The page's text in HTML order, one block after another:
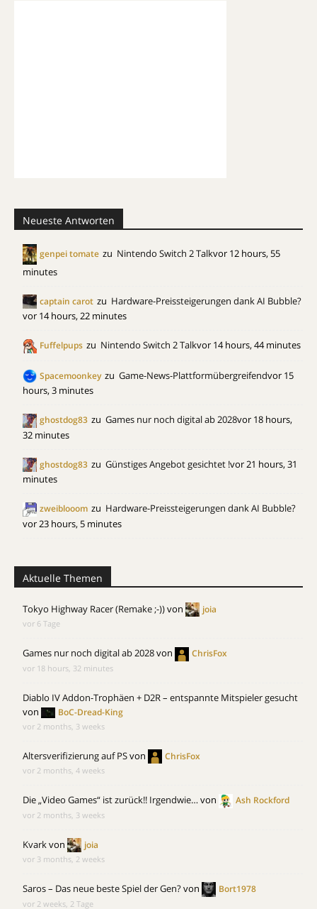
Neueste Antworten
genpei tomate zu Nintendo Switch 2 Talkvor 12 hours, 55
minutes
captain carot zu Hardware-Preissteigerungen dank AI Bubble?
vor 14 hours, 22 minutes
Fuffelpups zu Nintendo Switch 2 Talkvor 14 hours, 44 minutes
Spacemoonkey zu Game-News-Plattformübergreifendvor 15
hours, 3 minutes
ghostdog83 zu Games nur noch digital ab 2028vor 18 hours,
32 minutes
ghostdog83 zu Günstiges Angebot gesichtet !vor 21 hours, 31
minutes
zweiblooom zu Hardware-Preissteigerungen dank AI Bubble?
vor 23 hours, 5 minutes
Aktuelle Themen
Tokyo Highway Racer (Remake ;-))von joia
vor 6 Tage
Games nur noch digital ab 2028von ChrisFox
vor 18 hours, 32 minutes
Diablo IV Addon-Trophäen + D2R – entspannte Mitspieler gesucht
von
BoC-Dread-King
vor 2 months, 3 weeks
Altersverifizierung auf PSvon ChrisFox
vor 2 months, 4 weeks
Die „Video Games“ ist zurück!! Irgendwie…von Ash Rockford
vor 2 months, 3 weeks
Kvarkvon joia
vor 3 months, 2 weeks
Saros – Das neue beste Spiel der Gen?von Bort1978
vor 2 weeks, 2 Tage